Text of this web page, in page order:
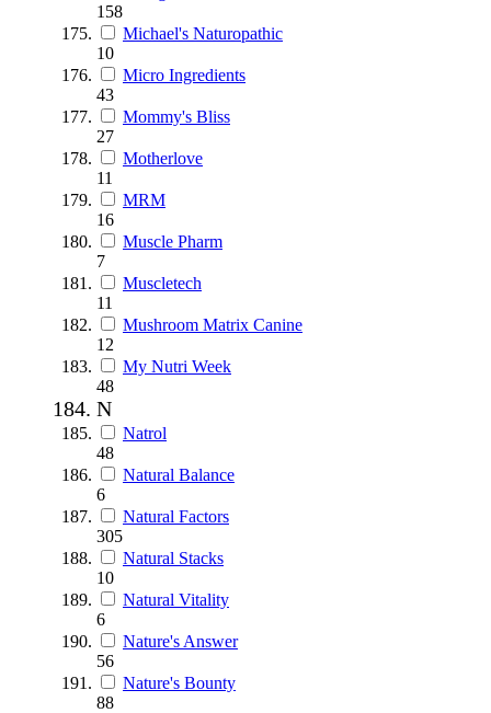
158
Michael's Naturopathic
10
Micro Ingredients
43
Mommy's Bliss
27
Motherlove
11
MRM
16
Muscle Pharm
7
Muscletech
11
Mushroom Matrix Canine
12
My Nutri Week
48
N
Natrol
48
Natural Balance
6
Natural Factors
305
Natural Stacks
10
Natural Vitality
6
Nature's Answer
56
Nature's Bounty
88